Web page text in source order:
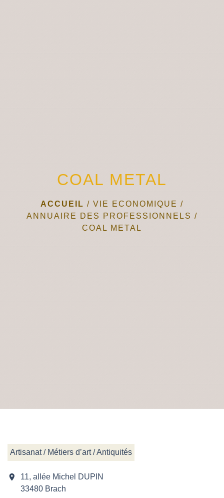
COAL METAL
ACCUEIL / VIE ECONOMIQUE /
ANNUAIRE DES PROFESSIONNELS /
COAL METAL
Artisanat / Métiers d’art / Antiquités
location_on
11, allée Michel DUPIN
33480 Brach